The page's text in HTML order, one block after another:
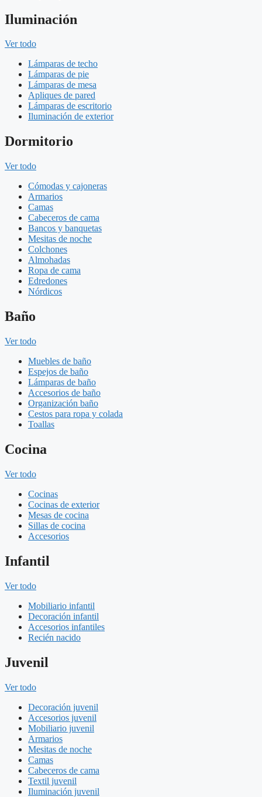
Iluminación
Ver todo
Lámparas de techo
Lámparas de pie
Lámparas de mesa
Apliques de pared
Lámparas de escritorio
Iluminación de exterior
Dormitorio
Ver todo
Cómodas y cajoneras
Armarios
Camas
Cabeceros de cama
Bancos y banquetas
Mesitas de noche
Colchones
Almohadas
Ropa de cama
Edredones
Nórdicos
Baño
Ver todo
Muebles de baño
Espejos de baño
Lámparas de baño
Accesorios de baño
Organización baño
Cestos para ropa y colada
Toallas
Cocina
Ver todo
Cocinas
Cocinas de exterior
Mesas de cocina
Sillas de cocina
Accesorios
Infantil
Ver todo
Mobiliario infantil
Decoración infantil
Accesorios infantiles
Recién nacido
Juvenil
Ver todo
Decoración juvenil
Accesorios juvenil
Mobiliario juvenil
Armarios
Mesitas de noche
Camas
Cabeceros de cama
Textil juvenil
Iluminación juvenil